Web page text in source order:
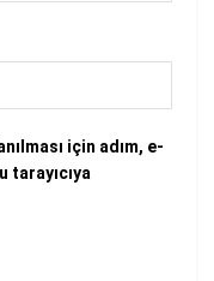
için adım, e-
tarayıcıya